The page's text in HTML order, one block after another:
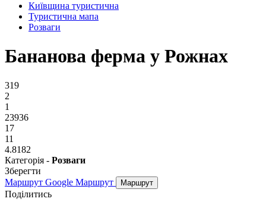
Київщина туристична
Туристична мапа
Розваги
Бананова ферма у Рожнах
319
2
1
23936
17
11
4.8182
Категорія - Розваги
Зберегти
Маршрут Google Маршрут Маршрут
Поділитись